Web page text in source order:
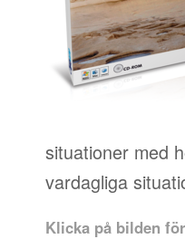
situationer med
vardagliga
Klicka på bilden